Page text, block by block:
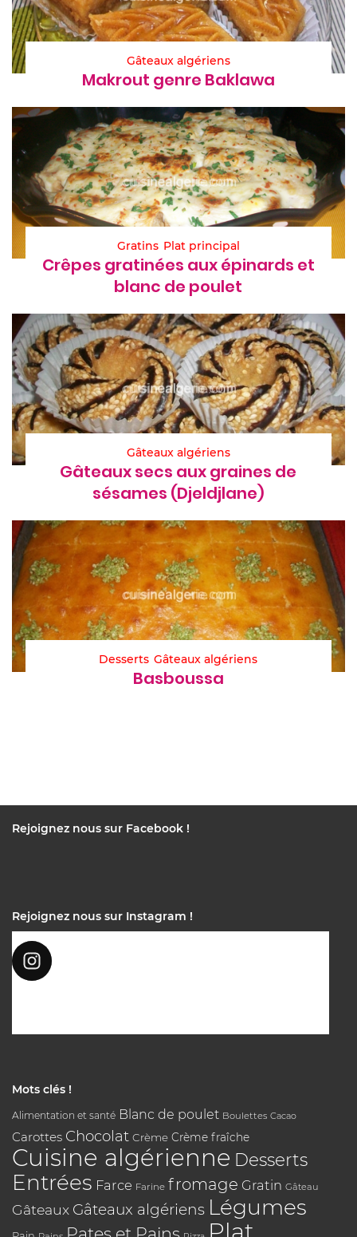
Gâteaux algériens
Makrout genre Baklawa
Gratins Plat principal
Crêpes gratinées aux épinards et
blanc de poulet
Gâteaux algériens
Gâteaux secs aux graines de
sésames (Djeldjlane)
Desserts Gâteaux algériens
Basboussa
Rejoignez nous sur Facebook !
Rejoignez nous sur Instagram !
Mots clés !
Alimentation et santé Blanc de poulet Boulettes Cacao
Carottes Chocolat Crème Crème fraîche
Cuisine algérienne Desserts
Entrées Farce Farine fromage Gratin Gâteau
Gâteaux Gâteaux algériens Légumes
Plat